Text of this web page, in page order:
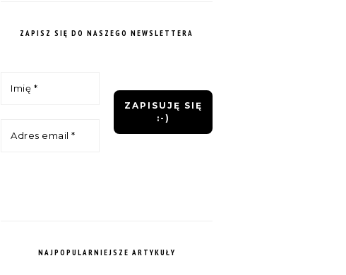
ZAPISZ SIĘ DO NASZEGO NEWSLETTERA
NAJPOPULARNIEJSZE ARTYKUŁY